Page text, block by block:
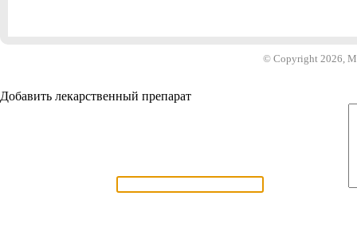
© Copyright 2026,
Добавить лекарственный препарат